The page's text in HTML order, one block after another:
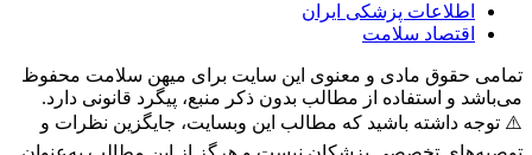
اطلاعات پزشکی ایران
اقتصاد سلامت
تمامی حقوق مادی و معنوی این سایت برای میهن سلامت محفوظ
می‌باشد و استفاده از مطالب بدون ذکر منبع، پیگرد قانونی دارد.
⚠️ توجه داشته باشید که مطالب این وبسایت، جایگزین نظرات و